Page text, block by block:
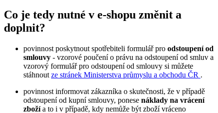
Co je tedy nutné v e-shopu změnit a
doplnit?
povinnost poskytnout spotřebiteli formulář pro odstoupení od
smlouvy - vzorové poučení o právu na odstoupení od smluv a
vzorový formulář pro odstoupení od smlouvy si můžete
stáhnout ze stránek Ministerstva průmyslu a obchodu ČR .
povinnost informovat zákazníka o skutečnosti, že v případě
odstoupení od kupní smlouvy, ponese náklady na vrácení
zbožía to i v případě, kdy nemůže být zboží vráceno